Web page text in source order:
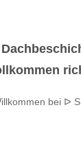
bei ᐅ